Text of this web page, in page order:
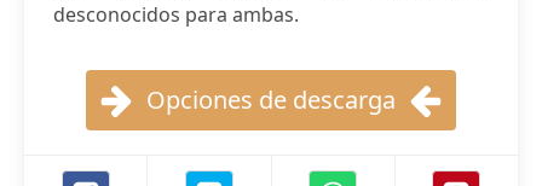
desconocidos para ambas.
Opciones de descarga